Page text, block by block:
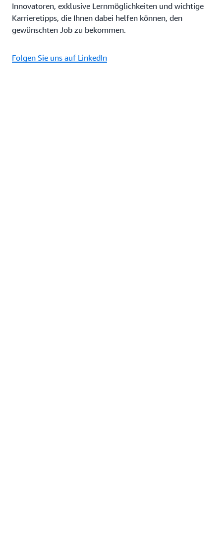
Innovatoren, exklusive Lernmöglichkeiten und wichtige
Karrieretipps, die Ihnen dabei helfen können, den
gewünschten Job zu bekommen.
Folgen Sie uns auf LinkedIn